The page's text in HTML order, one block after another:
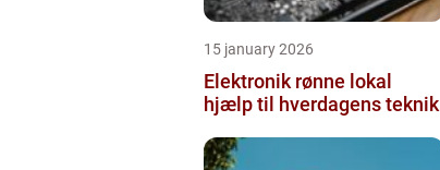
15 january 2026
Elektronik rønne lokal
hjælp til hverdagens teknik